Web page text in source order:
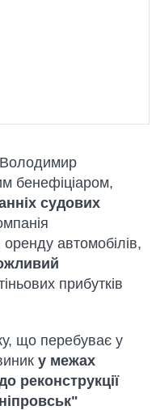
бенефіціаром,
судових
оренду автомобілів,
прибутків
що перебуває у
у межах
реконструкції